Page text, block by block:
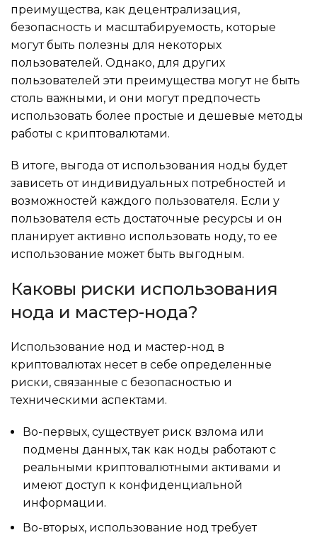
преимущества, как децентрализация,
безопасность и масштабируемость, которые
могут быть полезны для некоторых
пользователей. Однако, для других
пользователей эти преимущества могут не быть
столь важными, и они могут предпочесть
использовать более простые и дешевые методы
работы с криптовалютами.
В итоге, выгода от использования ноды будет
зависеть от индивидуальных потребностей и
возможностей каждого пользователя. Если у
пользователя есть достаточные ресурсы и он
планирует активно использовать ноду, то ее
использование может быть выгодным.
Каковы риски использования
нода и мастер-нода?
Использование нод и мастер-нод в
криптовалютах несет в себе определенные
риски, связанные с безопасностью и
техническими аспектами.
Во-первых, существует риск взлома или
подмены данных, так как ноды работают с
реальными криптовалютными активами и
имеют доступ к конфиденциальной
информации.
Во-вторых, использование нод требует